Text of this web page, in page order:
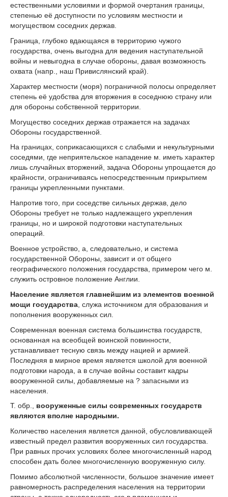
естественными условиями и формой очертания границы,
степенью её доступности по условиям местности и
могуществом соседних держав.
Граница, глубоко вдающаяся в территорию чужого
государства, очень выгодна для ведения наступательной
войны и невыгодна в случае обороны, давая возможность
охвата (напр., наш Привислянский край).
Характер местности (моря) пограничной полосы определяет
степень её удобства для вторжения в соседнюю страну или
для обороны собственной территории.
Могущество соседних держав отражается на задачах
Обороны государственной.
На границах, соприкасающихся с слабыми и некультурными
соседями, где неприятельское нападение м. иметь характер
лишь случайных вторжений, задача Обороны упрощается до
крайности, ограничиваясь непосредственным прикрытием
границы укрепленными пунктами.
Напротив того, при соседстве сильных держав, дело
Обороны требует не только надлежащего укрепления
границы, но и широкой подготовки наступательных
операций.
Военное устройство, а, следовательно, и система
государственной Обороны, зависит и от общего
географического положения государства, примером чего м.
служить островное положение Англии.
Население является главнейшим из элементов военной
мощи государства , служа источником для образования и
пополнения вооруженных сил.
Современная военная система большинства государств,
основанная на всеобщей воинской повинности,
устанавливает тесную связь между нацией и армией.
Последняя в мирное время является школой для военной
подготовки народа, а в случае войны составит кадры
вооруженной силы, добавляемые на ? запасными из
населения.
Т. обр., вооруженные силы современных государств
являются вполне народными.
Количество населения является данной, обусловливающей
известный предел развития вооруженных сил государства.
При равных прочих условиях более многочисленный народ
способен дать более многочисленную вооруженную силу.
Помимо абсолютной численности, большое значение имеет
равномерность распределения населения на территории